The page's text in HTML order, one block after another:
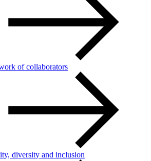
of collaborators
diversity and inclusion